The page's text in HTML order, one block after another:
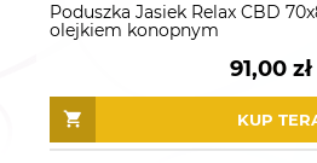
Poduszka Jasiek Relax CBD
olejkiem konopnym
91,00 zł
KUP